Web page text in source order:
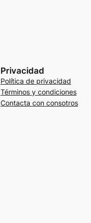
Privacidad
Política de privacidad
Términos y condiciones
Contacta con consotros